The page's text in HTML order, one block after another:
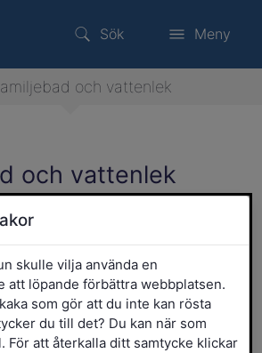
Sök Meny
och vattenlek
och vattenlek
och vattenlek
är sommarstängt
augusti
skulle vilja använda en
att löpande förbättra webbplatsen.
som gör att du inte kan rösta
du till det? Du kan när som
För att återkalla ditt samtycke klickar